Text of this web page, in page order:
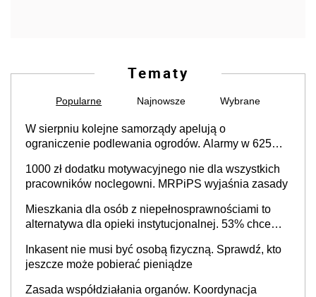
Tematy
Popularne Najnowsze Wybrane
W sierpniu kolejne samorządy apelują o
ograniczenie podlewania ogrodów. Alarmy w 625
cały kraj
1000 zł dodatku motywacyjnego nie dla wszystkich
pracowników noclegowni. MRPiPS wyjaśnia zasady
Mieszkania dla osób z niepełnosprawnościami to
alternatywa dla opieki instytucjonalnej. 53% chce
Inkasent nie musi być osobą fizyczną. Sprawdź, kto
jeszcze może pobierać pieniądze
Zasada współdziałania organów. Koordynacja